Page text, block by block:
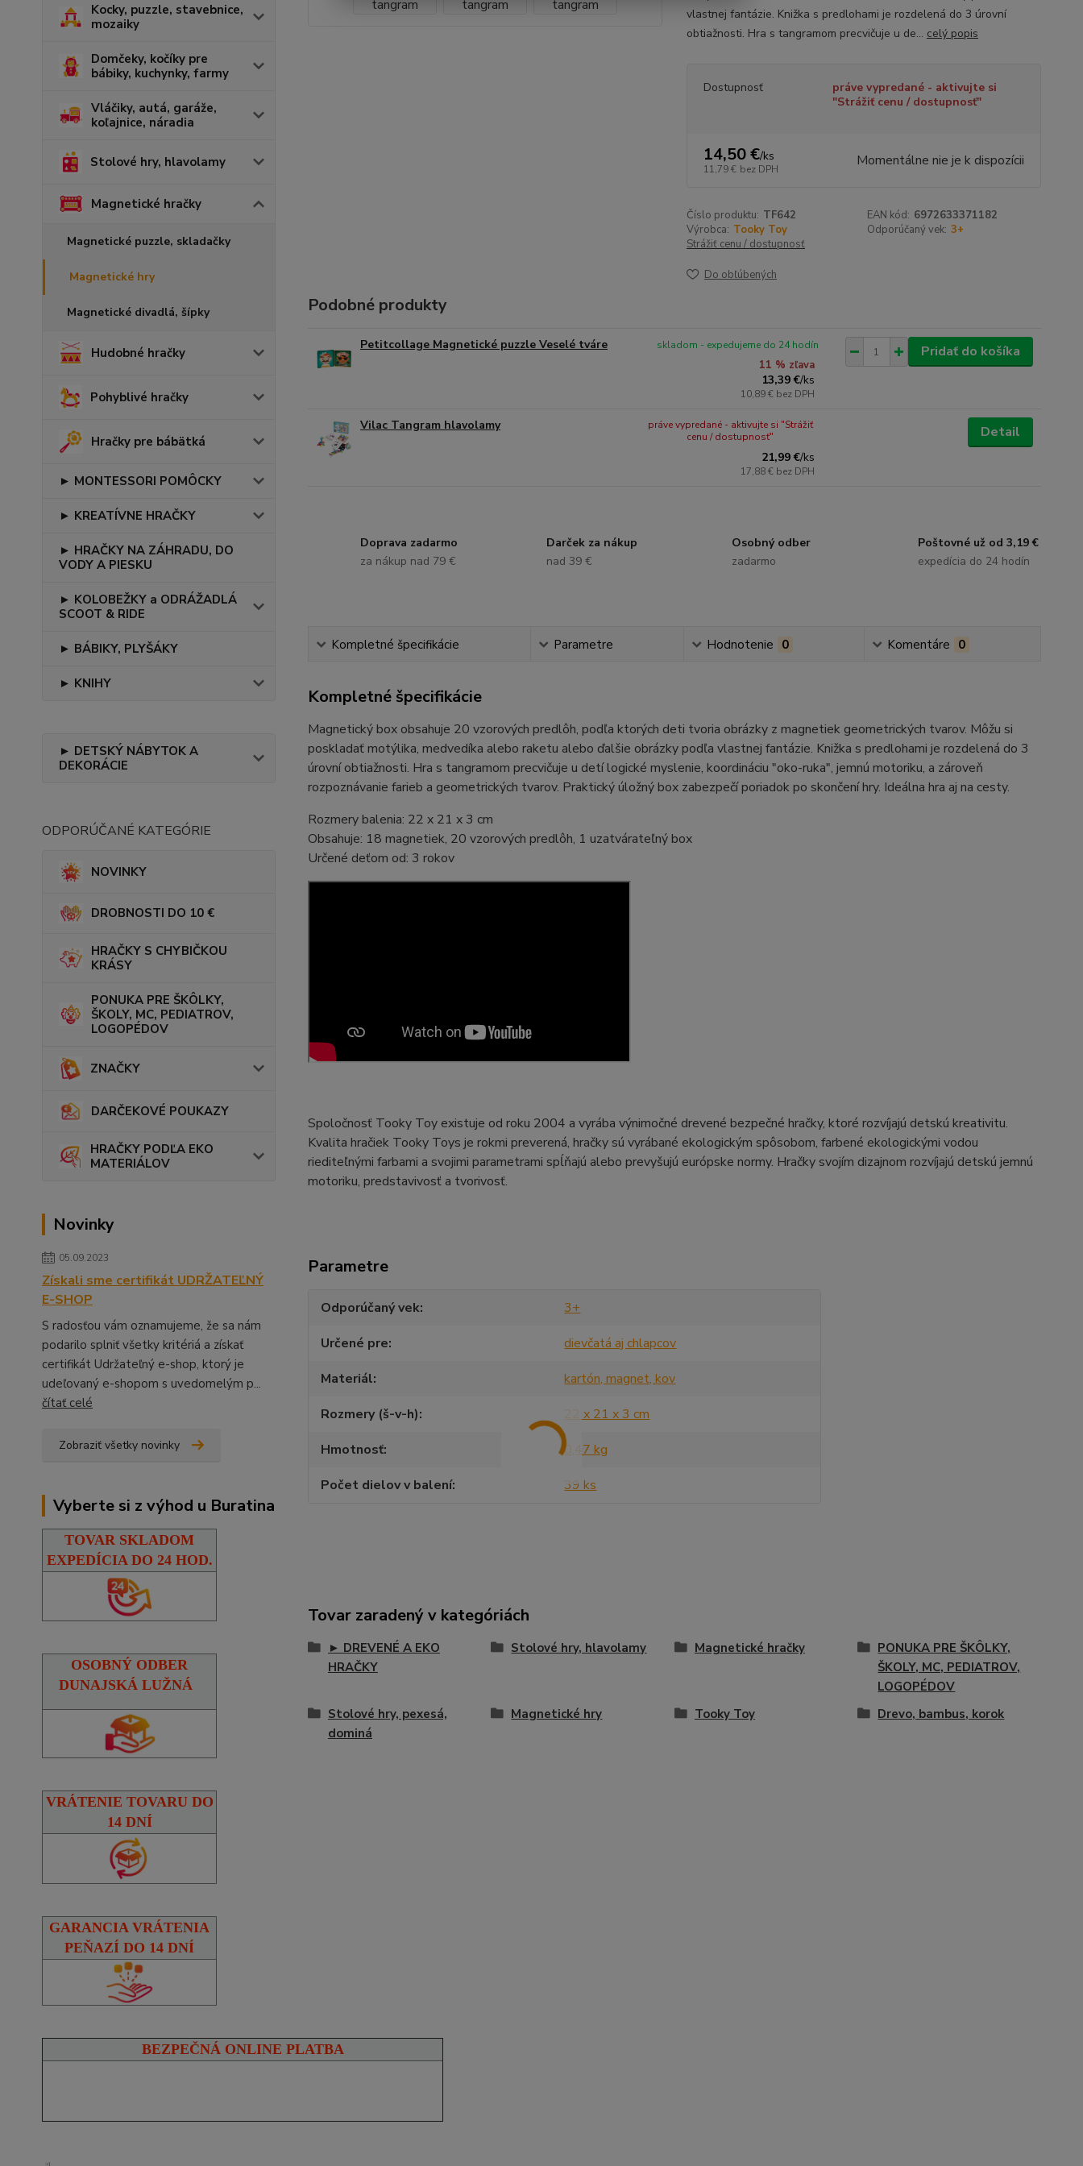
Kocky, puzzle, stavebnice,
mozaiky
Domčeky, kočíky pre
bábiky, kuchynky, farmy
Vláčiky, autá, garáže,
koľajnice, náradia
Stolové hry, hlavolamy
Magnetické hračky
Magnetické puzzle, skladačky
Magnetické hry
Magnetické divadlá, šípky
Hudobné hračky
Pohyblivé hračky
Hračky pre bábätká
► MONTESSORI POMÔCKY
► KREATÍVNE HRAČKY
► HRAČKY NA ZÁHRADU, DO
VODY A PIESKU
► KOLOBEŽKY a ODRÁŽADLÁ
SCOOT & RIDE
► BÁBIKY, PLYŠÁKY
► KNIHY
► DETSKÝ NÁBYTOK A
DEKORÁCIE
ODPORÚČANÉ KATEGÓRIE
NOVINKY
DROBNOSTI DO 10 €
HRAČKY S CHYBIČKOU
KRÁSY
PONUKA PRE ŠKÔLKY,
ŠKOLY, MC, PEDIATROV,
LOGOPÉDOV
ZNAČKY
DARČEKOVÉ POUKAZY
HRAČKY PODĽA EKO
MATERIÁLOV
Novinky
05.09.2023
Získali sme certifikát UDRŽATEĽNÝ
E-SHOP
S radosťou vám oznamujeme, že sa nám
podarilo splniť všetky kritériá a získať
certifikát Udržateľný e-shop, ktorý je
udeľovaný e-shopom s uvedomelým p...
čítať celé
Zobraziť všetky novinky
Vyberte si z výhod u Buratina
TOVAR SKLADOM
EXPEDÍCIA DO 24 HOD.
OSOBNÝ ODBER
DUNAJSKÁ LUŽNÁ
VRÁTENIE TOVARU DO
14 DNÍ
GARANCIA VRÁTENIA
PEŇAZÍ DO 14 DNÍ
BEZPEČNÁ ONLINE PLATBA
vlastnej fantázie. Knižka s predlohami je rozdelená do 3 úrovní
obtiažnosti. Hra s tangramom precvičuje u de... celý popis
Dostupnosť
práve vypredané - aktivujte si
"Strážiť cenu / dostupnosť"
14,50 €/ks
11,79 € bez DPH Momentálne nie je k dispozícii
Číslo produktu: TF642 EAN kód: 6972633371182
Výrobca: Tooky Toy Odporúčaný vek: 3+
Strážiť cenu / dostupnosť
Do obľúbených
Podobné produkty
Petitcollage Magnetické puzzle Veselé tváre
11 % zľava
13,39 €/ks
10,89 € bez DPH
skladom - expedujeme do 24 hodín Pridať do košíka
Vilac Tangram hlavolamy
21,99 €/ks
17,88 € bez DPH
práve vypredané - aktivujte si "Strážiť
cenu / dostupnosť"
Detail
Doprava zadarmo
za nákup nad 79 €
Darček za nákup
nad 39 €
Osobný odber
zadarmo
Poštovné už od 3,19 €
expedícia do 24 hodín
Kompletné špecifikácie Parametre Hodnotenie 0 Komentáre 0
Kompletné špecifikácie
Magnetický box obsahuje 20 vzorových predlôh, podľa ktorých deti tvoria obrázky z magnetiek geometrických tvarov. Môžu si
poskladať motýlika, medvedíka alebo raketu alebo ďalšie obrázky podľa vlastnej fantázie. Knižka s predlohami je rozdelená do 3
úrovní obtiažnosti. Hra s tangramom precvičuje u detí logické myslenie, koordináciu "oko-ruka", jemnú motoriku, a zároveň
rozpoznávanie farieb a geometrických tvarov. Praktický úložný box zabezpečí poriadok po skončení hry. Ideálna hra aj na cesty.
Rozmery balenia: 22 x 21 x 3 cm
Obsahuje: 18 magnetiek, 20 vzorových predlôh, 1 uzatvárateľný box
Určené deťom od: 3 rokov
Spoločnosť Tooky Toy existuje od roku 2004 a vyrába výnimočné drevené bezpečné hračky, ktoré rozvíjajú detskú kreativitu.
Kvalita hračiek Tooky Toys je rokmi preverená, hračky sú vyrábané ekologickým spôsobom, farbené ekologickými vodou
riediteľnými farbami a svojimi parametrami spĺňajú alebo prevyšujú európske normy. Hračky svojím dizajnom rozvíjajú detskú jemnú
motoriku, predstavivosť a tvorivosť.
Parametre
Odporúčaný vek
3+
Určené pre
dievčatá aj chlapcov
Materiál
kartón, magnet, kov
Rozmery (š-v-h)
22 x 21 x 3 cm
Hmotnosť
0,47 kg
Počet dielov v balení
39 ks
Tovar zaradený v kategóriách
► DREVENÉ A EKO
HRAČKY
Stolové hry, hlavolamy Magnetické hračky
PONUKA PRE ŠKÔLKY,
ŠKOLY, MC, PEDIATROV,
LOGOPÉDOV
Stolové hry, pexesá,
dominá
Magnetické hry Tooky Toy Drevo, bambus, korok